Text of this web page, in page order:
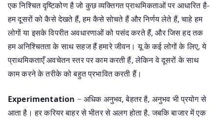
एक निश्चित दृष्टिकोण है जो कुछ व्यक्तिगत प्राथमिकताओं पर आधारित है-
हम दूसरों को कैसे देखते हैं, हम कैसे सोचते हैं और निर्णय लेते हैं, चाहे हम
लोगों या इसके विपरीत अवधारणाओं को पसंद करते हैं, और जिस हद तक
हम अनिश्चितता के साथ सहज हैं हमारे जीवन। यू के कई लोगों के लिए, ये
प्राथमिकताएँ अवचेतन स्तर पर काम करती हैं, लेकिन वे दूसरों के साथ
काम करने के तरीके को बहुत प्रभावित करती हैं।
Experimentation − अधिक अनुभव, बेहतर है, अनुभव भी प्रयोग से
आता है। हर करियर बाहर से भीतर से अलग होता है. जबकि बाजार में एक